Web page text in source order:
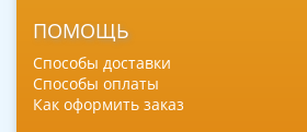
ПОМОЩЬ
Способы доставки
Способы оплаты
Как оформить заказ